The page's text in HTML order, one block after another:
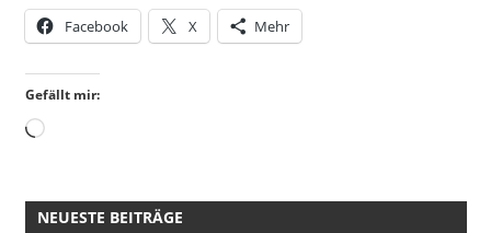
Facebook X Mehr
Gefällt mir:
Wird
NEUESTE BEITRÄGE